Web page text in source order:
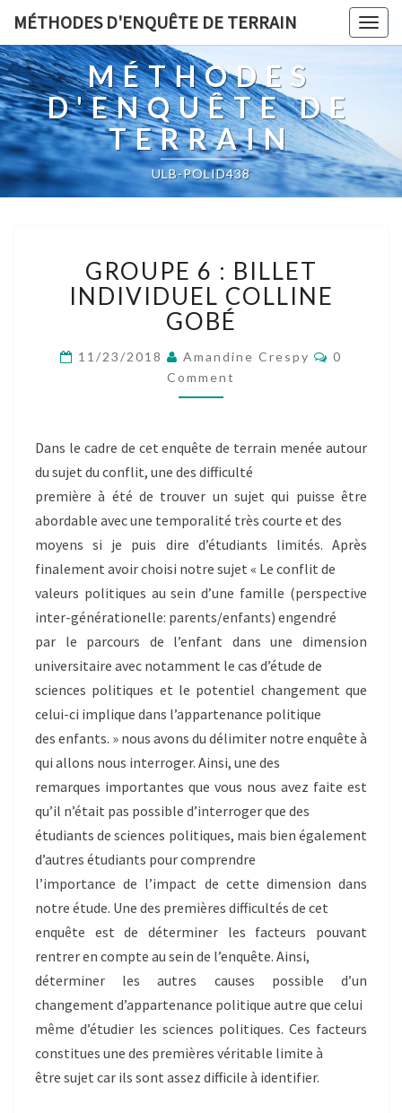
MÉTHODES D'ENQUÊTE DE TERRAIN
MÉTHODES
D'ENQUÊTE DE
TERRAIN
ULB-POLID438
6
:
BILLET
INDIVIDUEL
COLLINE
GROUPE 6 : BILLET
INDIVIDUEL COLLINE
GOBÉ
11/23/2018 Amandine Crespy
0
Comment
Dans le cadre de cet enquête de terrain menée autour
du sujet du conflit, une des difficulté
première à été de trouver un sujet qui puisse être
abordable avec une temporalité très courte et des
moyens si je puis dire d’étudiants limités. Après
finalement avoir choisi notre sujet « Le conflit de
valeurs politiques au sein d’une famille (perspective
inter-générationelle: parents/enfants) engendré
par le parcours de l’enfant dans une dimension
universitaire avec notamment le cas d’étude de
sciences politiques et le potentiel changement que
celui-ci implique dans l’appartenance politique
des enfants. » nous avons du délimiter notre enquête à
qui allons nous interroger. Ainsi, une des
remarques importantes que vous nous avez faite est
qu’il n’était pas possible d’interroger que des
étudiants de sciences politiques, mais bien également
d’autres étudiants pour comprendre
l’importance de l’impact de cette dimension dans
notre étude. Une des premières difficultés de cet
enquête est de déterminer les facteurs pouvant
rentrer en compte au sein de l’enquête. Ainsi,
déterminer les autres causes possible d’un
changement d’appartenance politique autre que celui
même d’étudier les sciences politiques. Ces facteurs
constitues une des premières véritable limite à
être sujet car ils sont assez difficile à identifier.